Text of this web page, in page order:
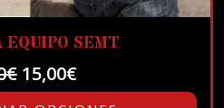
EQUIPO SEMT
€ El
precio
15,00€El
precio